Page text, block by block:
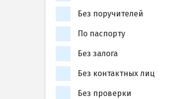
Без поручителей
По паспорту
Без залога
Без контактных лиц
Без проверки